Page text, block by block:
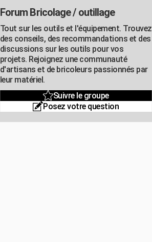
Forum Bricolage / outillage
Tout sur les outils et l'équipement. Trouvez
des conseils, des recommandations et des
discussions sur les outils pour vos
projets. Rejoignez une communauté
d'artisans et de bricoleurs passionnés par
leur matériel.
Suivre le groupe
Posez votre question